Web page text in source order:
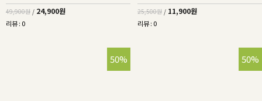
49,900원 / 24,900원
리뷰 : 0
25,500원 / 11,900원
리뷰 : 0
50% 50%